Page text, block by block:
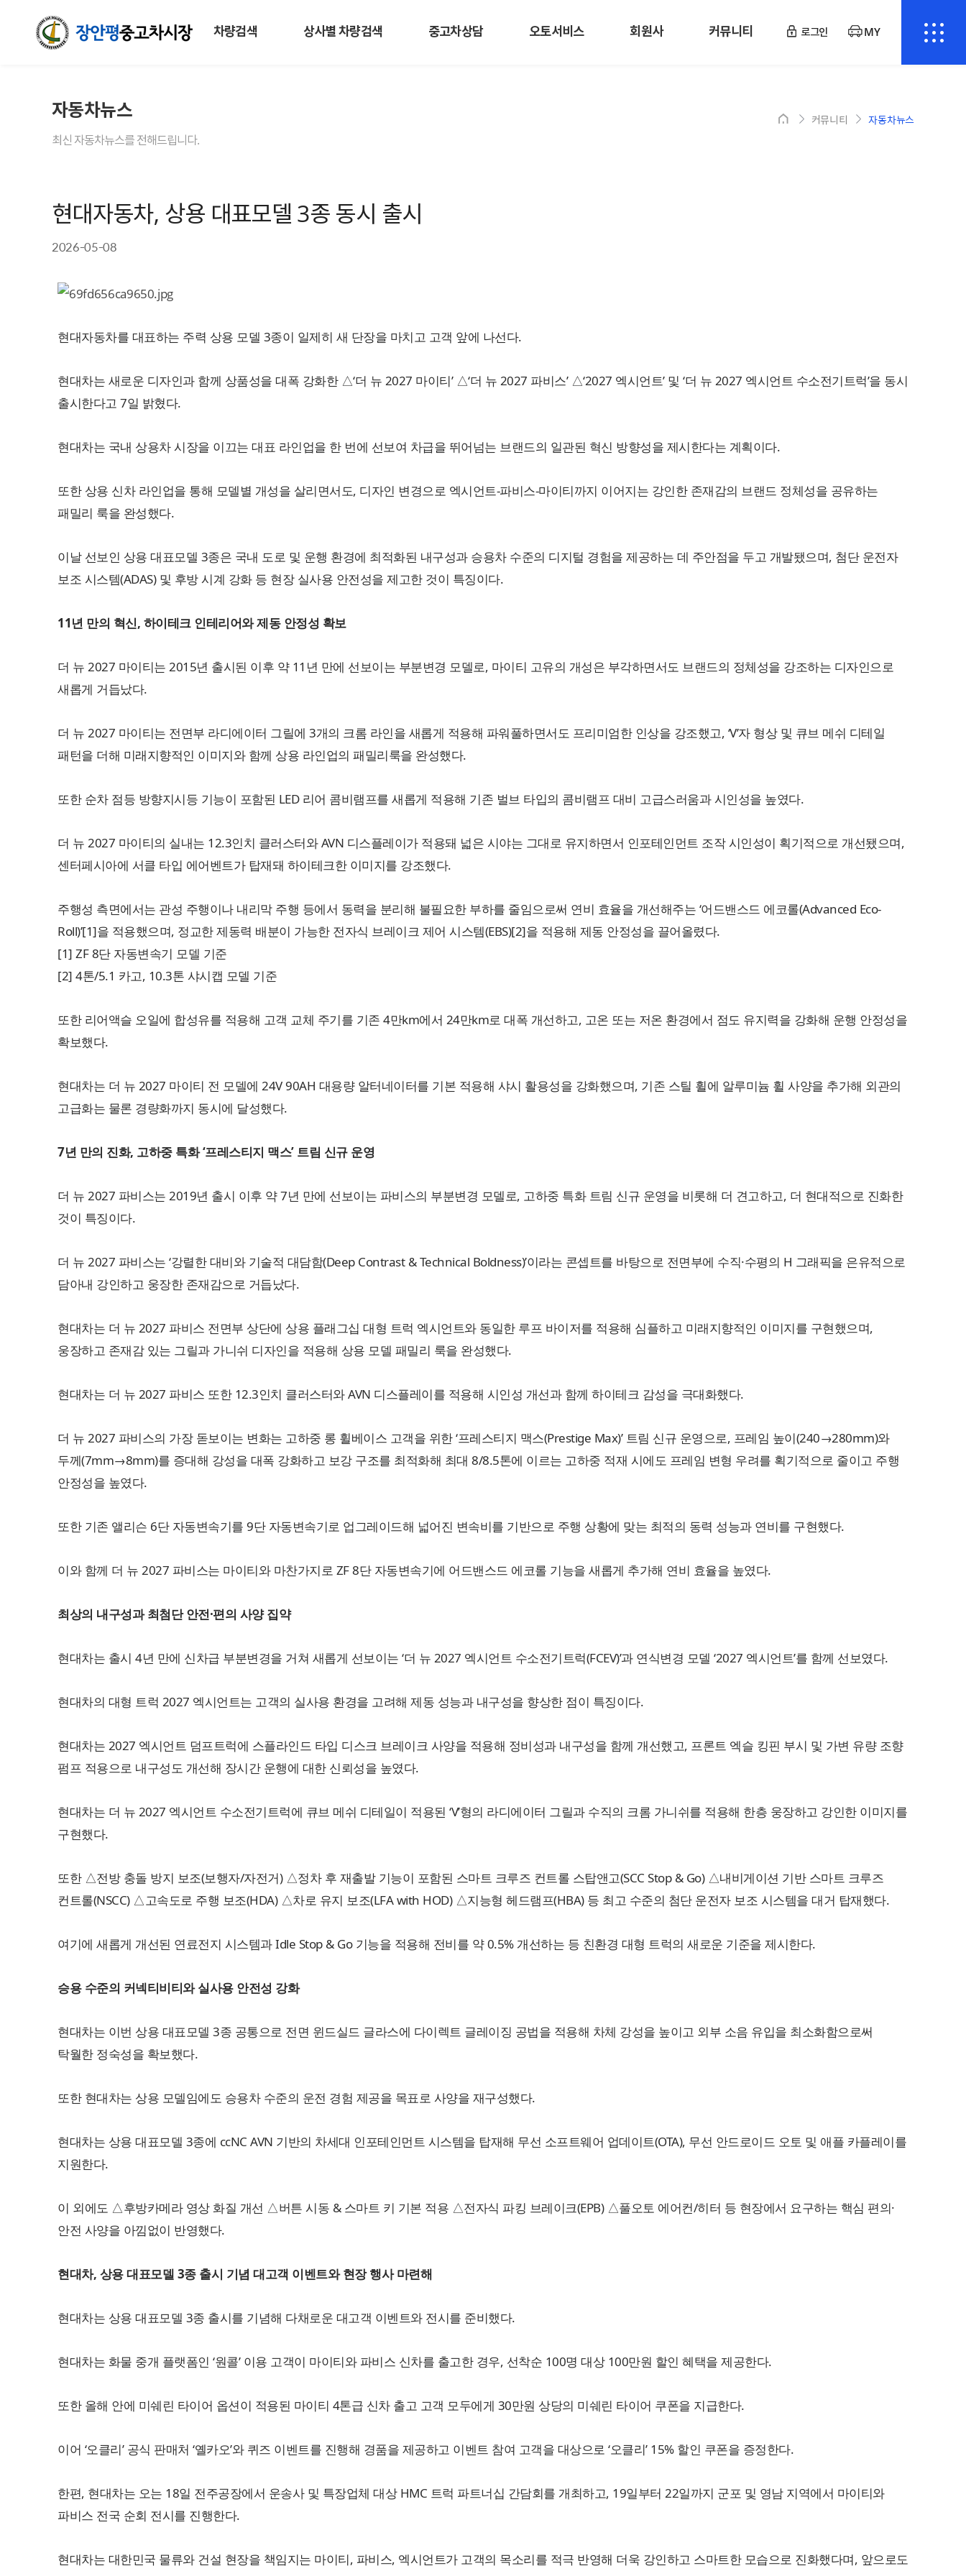
차량검색 상사별 차량검색 중고차상담 오토서비스 회원사 커뮤니티 로그인 MY
자동차뉴스
최신 자동차뉴스를 전해드립니다.
커뮤니티 자동차뉴스
현대자동차, 상용 대표모델 3종 동시 출시
2026-05-08
현대자동차를 대표하는 주력 상용 모델 3종이 일제히 새 단장을 마치고 고객 앞에 나선다.
현대차는 새로운 디자인과 함께 상품성을 대폭 강화한 △‘더 뉴 2027 마이티’ △‘더 뉴 2027 파비스’ △‘2027 엑시언트’ 및 ‘더 뉴 2027 엑시언트 수소전기트럭’을 동시
출시한다고 7일 밝혔다.
현대차는 국내 상용차 시장을 이끄는 대표 라인업을 한 번에 선보여 차급을 뛰어넘는 브랜드의 일관된 혁신 방향성을 제시한다는 계획이다.
또한 상용 신차 라인업을 통해 모델별 개성을 살리면서도, 디자인 변경으로 엑시언트-파비스-마이티까지 이어지는 강인한 존재감의 브랜드 정체성을 공유하는
패밀리 룩을 완성했다.
이날 선보인 상용 대표모델 3종은 국내 도로 및 운행 환경에 최적화된 내구성과 승용차 수준의 디지털 경험을 제공하는 데 주안점을 두고 개발됐으며, 첨단 운전자
보조 시스템(ADAS) 및 후방 시계 강화 등 현장 실사용 안전성을 제고한 것이 특징이다.
11년 만의 혁신, 하이테크 인테리어와 제동 안정성 확보
더 뉴 2027 마이티는 2015년 출시된 이후 약 11년 만에 선보이는 부분변경 모델로, 마이티 고유의 개성은 부각하면서도 브랜드의 정체성을 강조하는 디자인으로
새롭게 거듭났다.
더 뉴 2027 마이티는 전면부 라디에이터 그릴에 3개의 크롬 라인을 새롭게 적용해 파워풀하면서도 프리미엄한 인상을 강조했고, ‘V’자 형상 및 큐브 메쉬 디테일
패턴을 더해 미래지향적인 이미지와 함께 상용 라인업의 패밀리룩을 완성했다.
또한 순차 점등 방향지시등 기능이 포함된 LED 리어 콤비램프를 새롭게 적용해 기존 벌브 타입의 콤비램프 대비 고급스러움과 시인성을 높였다.
더 뉴 2027 마이티의 실내는 12.3인치 클러스터와 AVN 디스플레이가 적용돼 넓은 시야는 그대로 유지하면서 인포테인먼트 조작 시인성이 획기적으로 개선됐으며,
센터페시아에 서클 타입 에어벤트가 탑재돼 하이테크한 이미지를 강조했다.
주행성 측면에서는 관성 주행이나 내리막 주행 등에서 동력을 분리해 불필요한 부하를 줄임으로써 연비 효율을 개선해주는 ‘어드밴스드 에코롤(Advanced Eco-
Roll)’[1]을 적용했으며, 정교한 제동력 배분이 가능한 전자식 브레이크 제어 시스템(EBS)[2]을 적용해 제동 안정성을 끌어올렸다.
[1] ZF 8단 자동변속기 모델 기준
[2] 4톤/5.1 카고, 10.3톤 샤시캡 모델 기준
또한 리어액슬 오일에 합성유를 적용해 고객 교체 주기를 기존 4만km에서 24만km로 대폭 개선하고, 고온 또는 저온 환경에서 점도 유지력을 강화해 운행 안정성을
확보했다.
현대차는 더 뉴 2027 마이티 전 모델에 24V 90AH 대용량 알터네이터를 기본 적용해 샤시 활용성을 강화했으며, 기존 스틸 휠에 알루미늄 휠 사양을 추가해 외관의
고급화는 물론 경량화까지 동시에 달성했다.
7년 만의 진화, 고하중 특화 ‘프레스티지 맥스’ 트림 신규 운영
더 뉴 2027 파비스는 2019년 출시 이후 약 7년 만에 선보이는 파비스의 부분변경 모델로, 고하중 특화 트림 신규 운영을 비롯해 더 견고하고, 더 현대적으로 진화한
것이 특징이다.
더 뉴 2027 파비스는 ‘강렬한 대비와 기술적 대담함(Deep Contrast & Technical Boldness)’이라는 콘셉트를 바탕으로 전면부에 수직·수평의 H 그래픽을 은유적으로
담아내 강인하고 웅장한 존재감으로 거듭났다.
현대차는 더 뉴 2027 파비스 전면부 상단에 상용 플래그십 대형 트럭 엑시언트와 동일한 루프 바이저를 적용해 심플하고 미래지향적인 이미지를 구현했으며,
웅장하고 존재감 있는 그릴과 가니쉬 디자인을 적용해 상용 모델 패밀리 룩을 완성했다.
현대차는 더 뉴 2027 파비스 또한 12.3인치 클러스터와 AVN 디스플레이를 적용해 시인성 개선과 함께 하이테크 감성을 극대화했다.
더 뉴 2027 파비스의 가장 돋보이는 변화는 고하중 롱 휠베이스 고객을 위한 ‘프레스티지 맥스(Prestige Max)’ 트림 신규 운영으로, 프레임 높이(240→280mm)와
두께(7mm→8mm)를 증대해 강성을 대폭 강화하고 보강 구조를 최적화해 최대 8/8.5톤에 이르는 고하중 적재 시에도 프레임 변형 우려를 획기적으로 줄이고 주행
안정성을 높였다.
또한 기존 앨리슨 6단 자동변속기를 9단 자동변속기로 업그레이드해 넓어진 변속비를 기반으로 주행 상황에 맞는 최적의 동력 성능과 연비를 구현했다.
이와 함께 더 뉴 2027 파비스는 마이티와 마찬가지로 ZF 8단 자동변속기에 어드밴스드 에코롤 기능을 새롭게 추가해 연비 효율을 높였다.
최상의 내구성과 최첨단 안전·편의 사양 집약
현대차는 출시 4년 만에 신차급 부분변경을 거쳐 새롭게 선보이는 ‘더 뉴 2027 엑시언트 수소전기트럭(FCEV)’과 연식변경 모델 ‘2027 엑시언트’를 함께 선보였다.
현대차의 대형 트럭 2027 엑시언트는 고객의 실사용 환경을 고려해 제동 성능과 내구성을 향상한 점이 특징이다.
현대차는 2027 엑시언트 덤프트럭에 스플라인드 타입 디스크 브레이크 사양을 적용해 정비성과 내구성을 함께 개선했고, 프론트 엑슬 킹핀 부시 및 가변 유량 조향
펌프 적용으로 내구성도 개선해 장시간 운행에 대한 신뢰성을 높였다.
현대차는 더 뉴 2027 엑시언트 수소전기트럭에 큐브 메쉬 디테일이 적용된 ‘V’형의 라디에이터 그릴과 수직의 크롬 가니쉬를 적용해 한층 웅장하고 강인한 이미지를
구현했다.
또한 △전방 충돌 방지 보조(보행자/자전거) △정차 후 재출발 기능이 포함된 스마트 크루즈 컨트롤 스탑앤고(SCC Stop & Go) △내비게이션 기반 스마트 크루즈
컨트롤(NSCC) △고속도로 주행 보조(HDA) △차로 유지 보조(LFA with HOD) △지능형 헤드램프(HBA) 등 최고 수준의 첨단 운전자 보조 시스템을 대거 탑재했다.
여기에 새롭게 개선된 연료전지 시스템과 Idle Stop & Go 기능을 적용해 전비를 약 0.5% 개선하는 등 친환경 대형 트럭의 새로운 기준을 제시한다.
승용 수준의 커넥티비티와 실사용 안전성 강화
현대차는 이번 상용 대표모델 3종 공통으로 전면 윈드실드 글라스에 다이렉트 글레이징 공법을 적용해 차체 강성을 높이고 외부 소음 유입을 최소화함으로써
탁월한 정숙성을 확보했다.
또한 현대차는 상용 모델임에도 승용차 수준의 운전 경험 제공을 목표로 사양을 재구성했다.
현대차는 상용 대표모델 3종에 ccNC AVN 기반의 차세대 인포테인먼트 시스템을 탑재해 무선 소프트웨어 업데이트(OTA), 무선 안드로이드 오토 및 애플 카플레이를
지원한다.
이 외에도 △후방카메라 영상 화질 개선 △버튼 시동 & 스마트 키 기본 적용 △전자식 파킹 브레이크(EPB) △풀오토 에어컨/히터 등 현장에서 요구하는 핵심 편의·
안전 사양을 아낌없이 반영했다.
현대차, 상용 대표모델 3종 출시 기념 대고객 이벤트와 현장 행사 마련해
현대차는 상용 대표모델 3종 출시를 기념해 다채로운 대고객 이벤트와 전시를 준비했다.
현대차는 화물 중개 플랫폼인 ‘원콜’ 이용 고객이 마이티와 파비스 신차를 출고한 경우, 선착순 100명 대상 100만원 할인 혜택을 제공한다.
또한 올해 안에 미쉐린 타이어 옵션이 적용된 마이티 4톤급 신차 출고 고객 모두에게 30만원 상당의 미쉐린 타이어 쿠폰을 지급한다.
이어 ‘오클리’ 공식 판매처 ‘옐카오’와 퀴즈 이벤트를 진행해 경품을 제공하고 이벤트 참여 고객을 대상으로 ‘오클리’ 15% 할인 쿠폰을 증정한다.
한편, 현대차는 오는 18일 전주공장에서 운송사 및 특장업체 대상 HMC 트럭 파트너십 간담회를 개최하고, 19일부터 22일까지 군포 및 영남 지역에서 마이티와
파비스 전국 순회 전시를 진행한다.
현대차는 대한민국 물류와 건설 현장을 책임지는 마이티, 파비스, 엑시언트가 고객의 목소리를 적극 반영해 더욱 강인하고 스마트한 모습으로 진화했다며, 앞으로도